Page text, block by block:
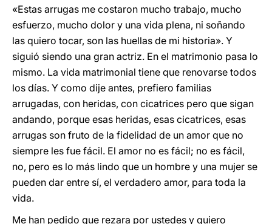
«Estas arrugas me costaron mucho trabajo, mucho
esfuerzo, mucho dolor y una vida plena, ni soñando
las quiero tocar, son las huellas de mi historia». Y
siguió siendo una gran actriz. En el matrimonio pasa lo
mismo. La vida matrimonial tiene que renovarse todos
los días. Y como dije antes, prefiero familias
arrugadas, con heridas, con cicatrices pero que sigan
andando, porque esas heridas, esas cicatrices, esas
arrugas son fruto de la fidelidad de un amor que no
siempre les fue fácil. El amor no es fácil; no es fácil,
no, pero es lo más lindo que un hombre y una mujer se
pueden dar entre sí, el verdadero amor, para toda la
vida.
Me han pedido que rezara por ustedes y quiero